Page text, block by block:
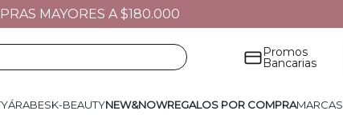
MAYORES A $180.000
Promos
Bancarias
ÁRABESK-BEAUTYNEW&NOWREGALOS POR COMPRAMARCAS